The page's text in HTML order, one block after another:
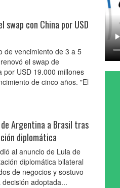
swap con China por USD
de vencimiento de 3 a 5
el swap de
por USD 19.000 millones
de cinco años. "El
Argentina a Brasil tras
diplomática
al anuncio de Lula de
diplomática bilateral
de negocios y sostuvo
adoptada...